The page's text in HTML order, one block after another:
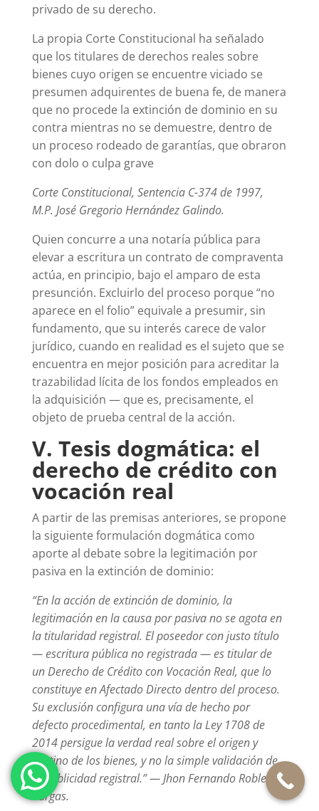
privado de su derecho.
La propia Corte Constitucional ha señalado
que los titulares de derechos reales sobre
bienes cuyo origen se encuentre viciado se
presumen adquirentes de buena fe, de manera
que no procede la extinción de dominio en su
contra mientras no se demuestre, dentro de
un proceso rodeado de garantías, que obraron
con dolo o culpa grave
Corte Constitucional, Sentencia C-374 de 1997,
M.P. José Gregorio Hernández Galindo.
Quien concurre a una notaría pública para
elevar a escritura un contrato de compraventa
actúa, en principio, bajo el amparo de esta
presunción. Excluirlo del proceso porque “no
aparece en el folio” equivale a presumir, sin
fundamento, que su interés carece de valor
jurídico, cuando en realidad es el sujeto que se
encuentra en mejor posición para acreditar la
trazabilidad lícita de los fondos empleados en
la adquisición — que es, precisamente, el
objeto de prueba central de la acción.
V. Tesis dogmática: el
derecho de crédito con
vocación real
A partir de las premisas anteriores, se propone
la siguiente formulación dogmática como
aporte al debate sobre la legitimación por
pasiva en la extinción de dominio:
“En la acción de extinción de dominio, la
legitimación en la causa por pasiva no se agota en
la titularidad registral. El poseedor con justo título
— escritura pública no registrada — es titular de
un Derecho de Crédito con Vocación Real, que lo
constituye en Afectado Directo dentro del proceso.
Su exclusión configura una vía de hecho por
defecto procedimental, en tanto la Ley 1708 de
2014 persigue la verdad real sobre el origen y
destino de los bienes, y no la simple validación de
la publicidad registral.” — Jhon Fernando Robledo
Vargas.